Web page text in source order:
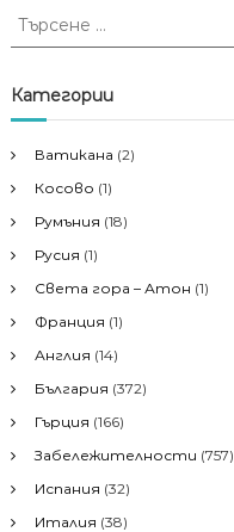
Т
с
е
е
з
а
Категории
Ватикана (2)
Косово (1)
Румъния (18)
Русия (1)
Света гора – Атон (1)
Франция (1)
Англия (14)
България (372)
Гърция (166)
Забележителности (757)
Испания (32)
Италия (38)